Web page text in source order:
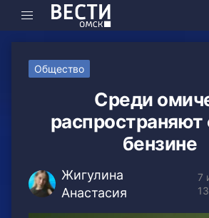
Общество
Среди
распространяют
бензине
Жигулина
Анастасия
7